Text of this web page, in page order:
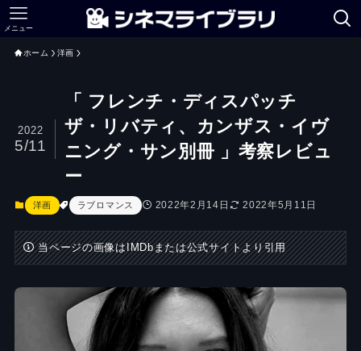
メニュー
ホーム 洋画
「 フレンチ・ディスパッチ
ザ・リバティ、カンザス・イヴ
ニング・サン別冊 」考察レビュ
ー
2022
5/11
洋画 ラブロマンス 2022年2月14日 2022年5月11日
当ページの画像はIMDbまたは公式サイトより引用